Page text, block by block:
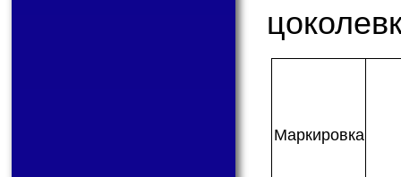
Мар­ки­ров­ка